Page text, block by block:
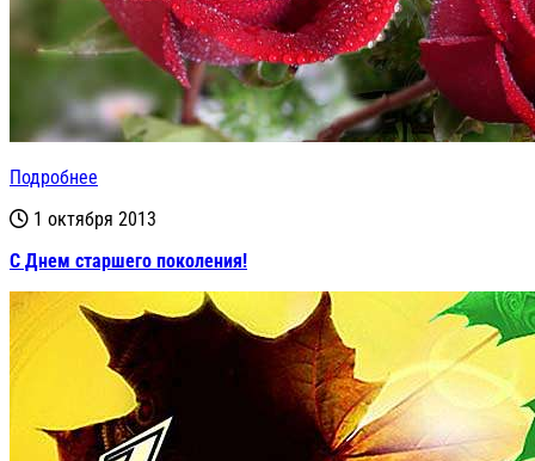
Подробнее
1 октября 2013
С Днем старшего поколения!